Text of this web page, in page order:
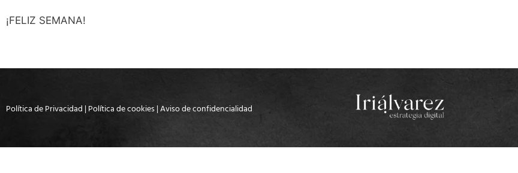
¡FELIZ SEMANA!
Política de Privacidad | Política de cookies|Aviso de confidencialidad